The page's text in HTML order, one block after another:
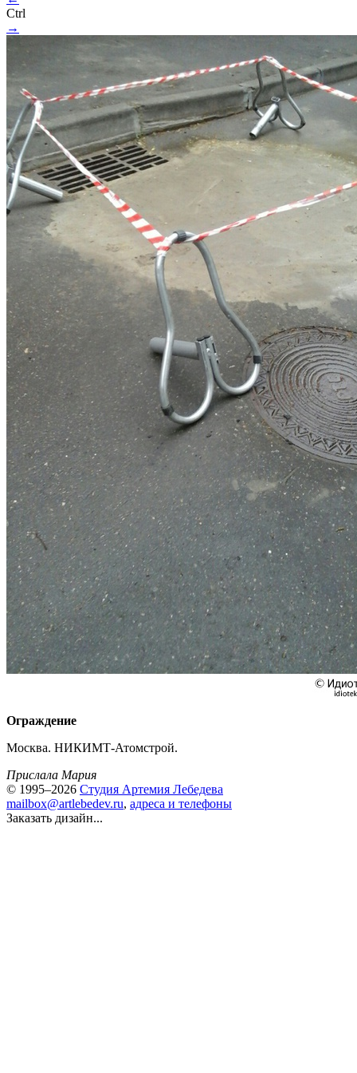
Ctrl
→
Ограждение
Москва. НИКИМТ-Атомстрой.
Прислала Мария
© 1995–2026 Студия Артемия Лебедева
mailbox@artlebedev.ru, адреса и телефоны
Заказать дизайн...